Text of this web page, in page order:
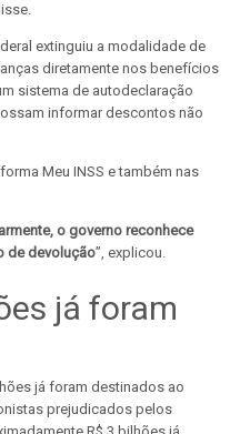
extinguiu a modalidade de
diretamente nos benefícios
sistema de autodeclaração
informar descontos não
Meu INSS e também nas
o governo reconhece
de devolução”, explicou.
já foram
já foram destinados ao
prejudicados pelos